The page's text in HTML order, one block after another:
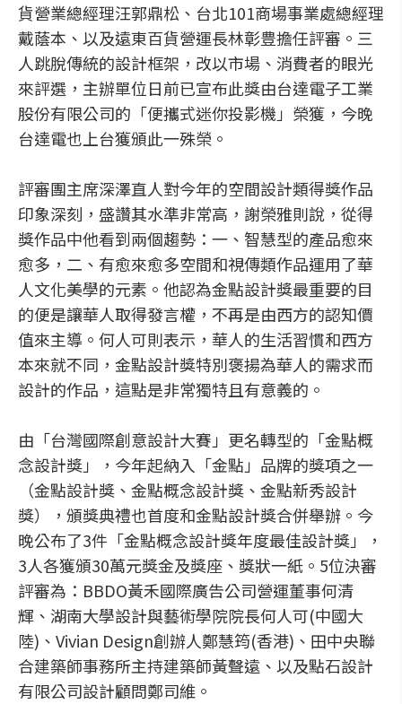
貨營業總經理汪郭鼎松、台北101商場事業處總經理
戴蔭本、以及遠東百貨營運長林彰豊擔任評審。三
人跳脫傳統的設計框架，改以市場、消費者的眼光
來評選，主辦單位日前已宣布此獎由台達電子工業
股份有限公司的「便攜式迷你投影機」榮獲，今晚
台達電也上台獲頒此一殊榮。
評審團主席深澤直人對今年的空間設計類得獎作品
印象深刻，盛讚其水準非常高，謝榮雅則說，從得
獎作品中他看到兩個趨勢：一、智慧型的產品愈來
愈多，二、有愈來愈多空間和視傳類作品運用了華
人文化美學的元素。他認為金點設計獎最重要的目
的便是讓華人取得發言權，不再是由西方的認知價
值來主導。何人可則表示，華人的生活習慣和西方
本來就不同，金點設計獎特別褒揚為華人的需求而
設計的作品，這點是非常獨特且有意義的。
由「台灣國際創意設計大賽」更名轉型的「金點概
念設計獎」，今年起納入「金點」品牌的獎項之一
（金點設計獎、金點概念設計獎、金點新秀設計
獎），頒獎典禮也首度和金點設計獎合併舉辦。今
晚公布了3件「金點概念設計獎年度最佳設計獎」，
3人各獲頒30萬元獎金及獎座、獎狀一紙。5位決審
評審為：BBDO黃禾國際廣告公司營運董事何清
輝、湖南大學設計與藝術學院院長何人可(中國大
陸)、Vivian Design創辦人鄭慧筠(香港)、田中央聯
合建築師事務所主持建築師黃聲遠、以及點石設計
有限公司設計顧問鄭司維。